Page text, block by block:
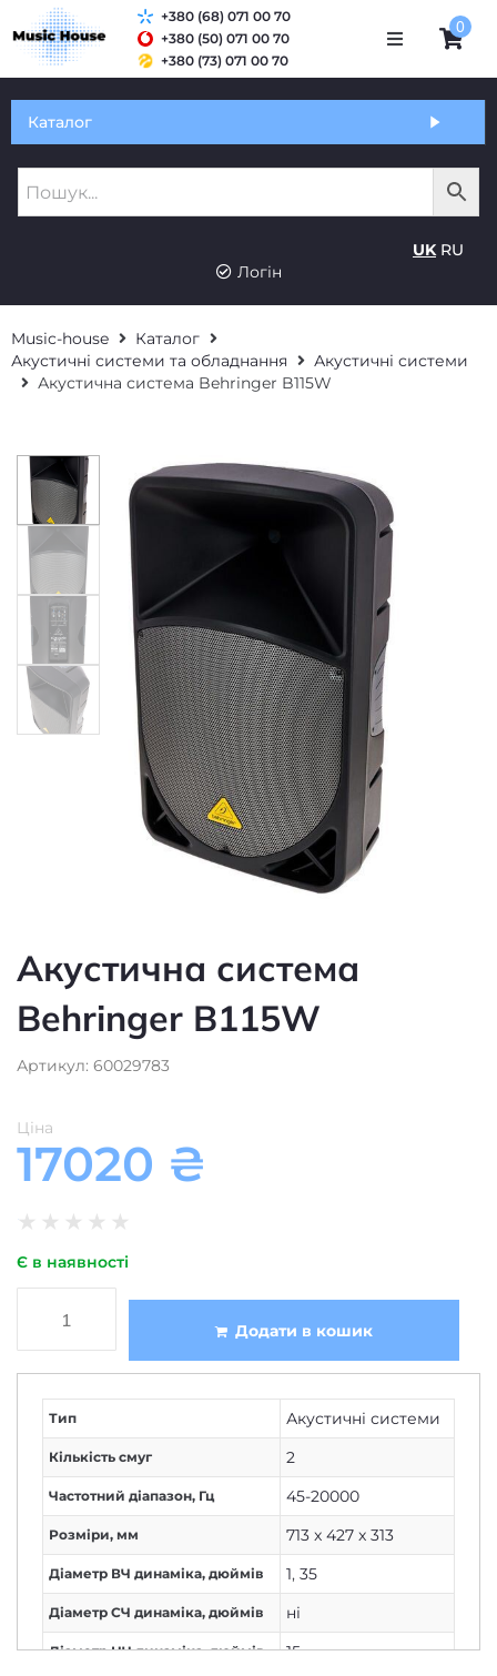
Оплата і доставка
+380 (68) 071 00 70
+380 (50) 071 00 70
+380 (73) 071 00 70
0
Каталог
UK RU
Логін
Music-house
Каталог
Акустичні системи та обладнання
Акустичні системи
Акустична система Behringer B115W
Акустична система
Behringer B115W
Артикул: 60029783
Ціна
17020 ₴
★ ★ ★ ★ ★
Є в наявності
Додати в кошик
Тип Акустичні системи
Кількість смуг 2
Частотний діапазон, Гц 45-20000
Розміри, мм 713 x 427 x 313
Діаметр ВЧ динаміка, дюймів 1, 35
Діаметр СЧ динаміка, дюймів ні
Діаметр НЧ динаміка, дюймів 15